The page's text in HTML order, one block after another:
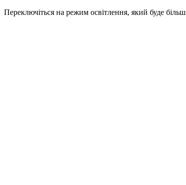
Переключіться на режим освітлення, який буде